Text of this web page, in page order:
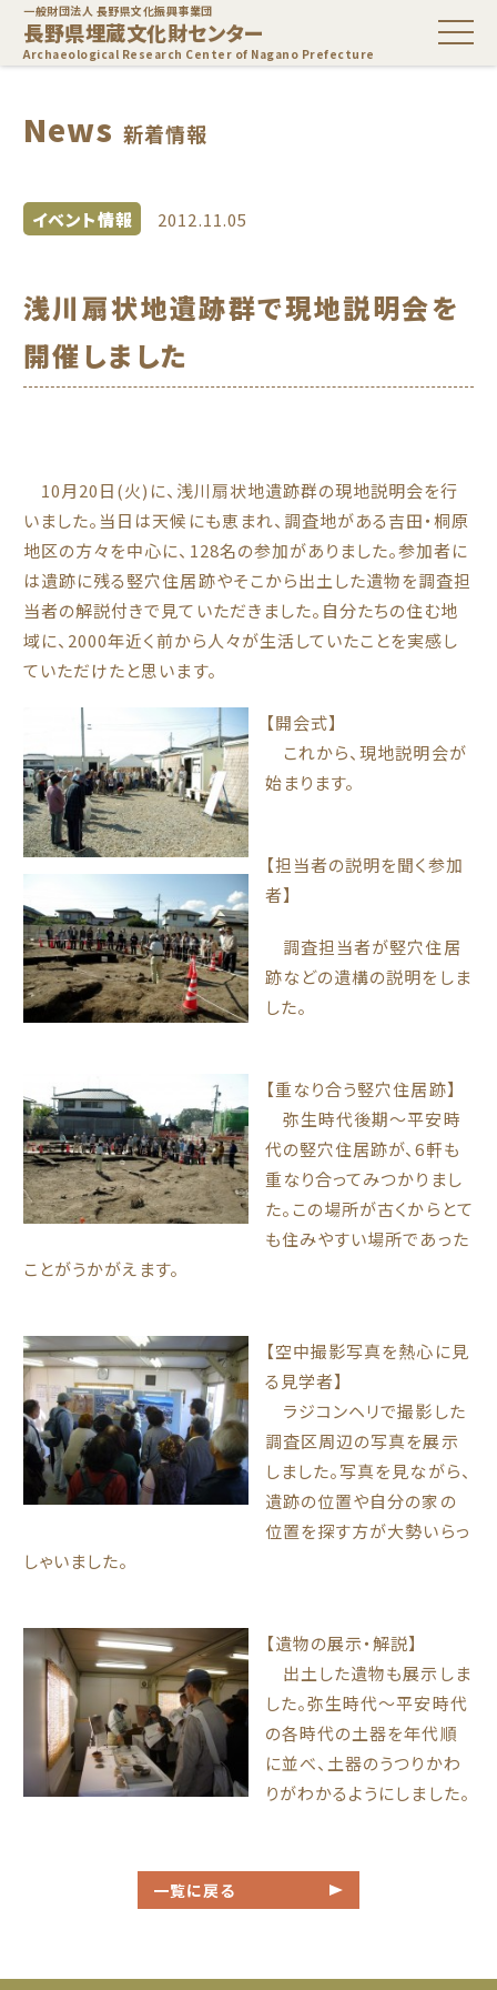
一般財団法人 長野県文化振興事業団
長野県埋蔵文化財センター
Archaeological Research Center of Nagano Prefecture
News 新着情報
イベント情報 2012.11.05
浅川扇状地遺跡群で現地説明会を
開催しました
10月20日(火)に、浅川扇状地遺跡群の現地説明会を行
いました。当日は天候にも恵まれ、調査地がある吉田・桐原
地区の方々を中心に、128名の参加がありました。参加者に
は遺跡に残る竪穴住居跡やそこから出土した遺物を調査担
当者の解説付きで見ていただきました。自分たちの住む地
域に、2000年近く前から人々が生活していたことを実感し
ていただけたと思います。
【開会式】
これから、現地説明会が
始まります。
【担当者の説明を聞く参加
者】
調査担当者が竪穴住居
跡などの遺構の説明をしま
した。
【重なり合う竪穴住居跡】
弥生時代後期～平安時
代の竪穴住居跡が、6軒も
重なり合ってみつかりまし
た。この場所が古くからとて
も住みやすい場所であった
ことがうかがえます。
【空中撮影写真を熱心に見
る見学者】
ラジコンヘリで撮影した
調査区周辺の写真を展示
しました。写真を見ながら、
遺跡の位置や自分の家の
位置を探す方が大勢いらっ
しゃいました。
【遺物の展示・解説】
出土した遺物も展示しま
した。弥生時代～平安時代
の各時代の土器を年代順
に並べ、土器のうつりかわ
りがわかるようにしました。
一覧に戻る